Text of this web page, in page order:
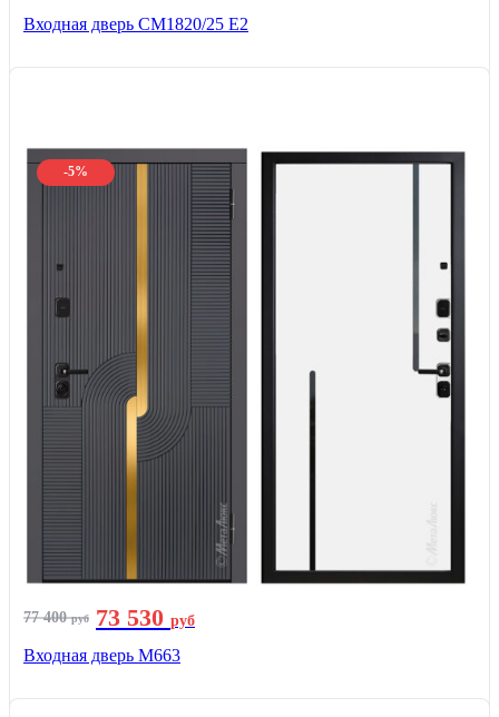
Входная дверь СМ1820/25 Е2
-5%
77 400руб 73 530 руб
Входная дверь М663